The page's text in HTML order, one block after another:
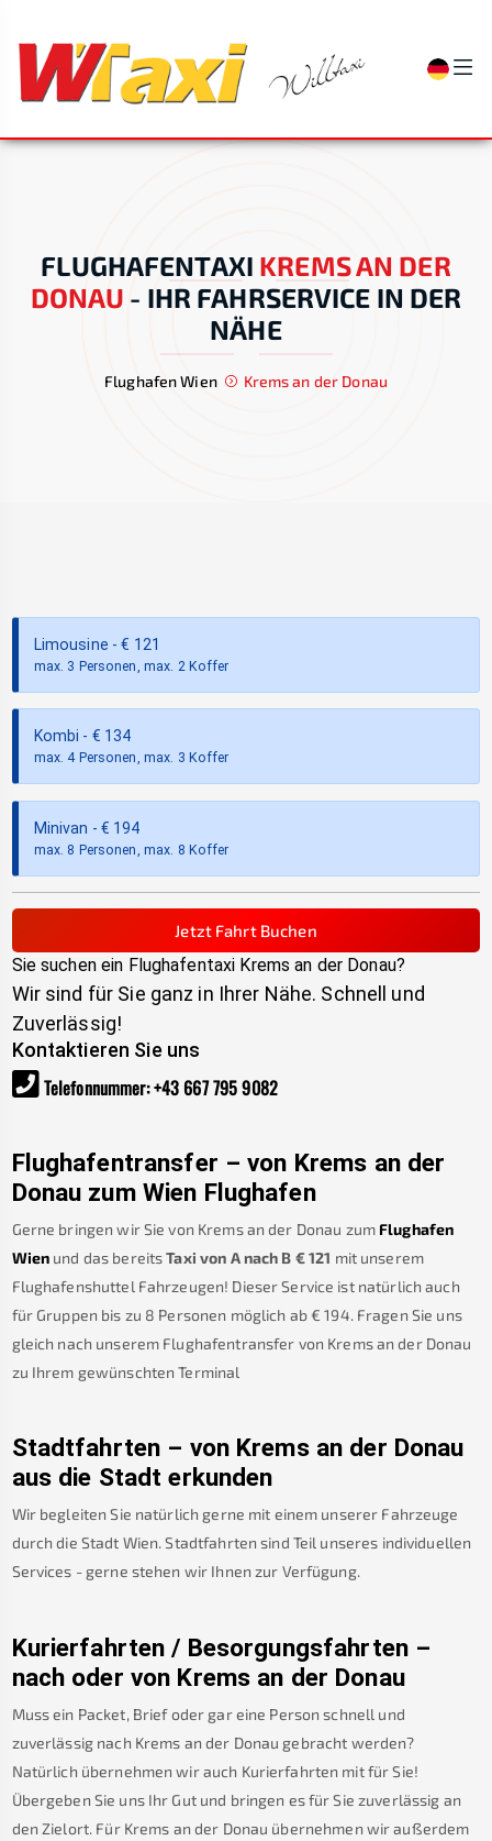
FLUGHAFENTAXI KREMS AN DER
DONAU - IHR FAHRSERVICE IN DER
NÄHE
Flughafen Wien Krems an der Donau
Limousine - € 121
max. 3 Personen, max. 2 Koffer
Kombi - € 134
max. 4 Personen, max. 3 Koffer
Minivan - € 194
max. 8 Personen, max. 8 Koffer
Jetzt Fahrt Buchen
Sie suchen ein Flughafentaxi Krems an der Donau?
Wir sind für Sie ganz in Ihrer Nähe. Schnell und
Zuverlässig!
Kontaktieren Sie uns
Telefonnummer:+43 667 795 9082
Flughafentransfer – von Krems an der
Donau zum Wien Flughafen
Gerne bringen wir Sie von Krems an der Donau zum Flughafen
Wien und das bereitsTaxi von A nach B €121 mit unserem
Flughafenshuttel Fahrzeugen! Dieser Service ist natürlich auch
für Gruppen bis zu 8 Personen möglich ab € 194. Fragen Sie uns
gleich nach unserem Flughafentransfer von Krems an der Donau
zu Ihrem gewünschten Terminal
Stadtfahrten – von Krems an der Donau
aus die Stadt erkunden
Wir begleiten Sie natürlich gerne mit einem unserer Fahrzeuge
durch die Stadt Wien. Stadtfahrten sind Teil unseres individuellen
Services - gerne stehen wir Ihnen zur Verfügung.
Kurierfahrten / Besorgungsfahrten –
nach oder von Krems an der Donau
Muss ein Packet, Brief oder gar eine Person schnell und
zuverlässig nach Krems an der Donau gebracht werden?
Natürlich übernehmen wir auch Kurierfahrten mit für Sie!
Übergeben Sie uns Ihr Gut und bringen es für Sie zuverlässig an
den Zielort. Für Krems an der Donau übernehmen wir außerdem